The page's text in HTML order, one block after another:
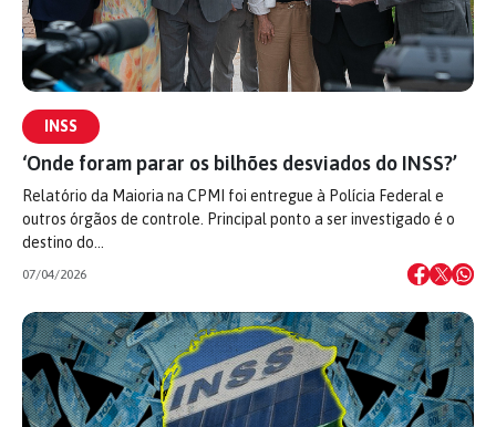
INSS
‘Onde foram parar os bilhões desviados do INSS?’
Relatório da Maioria na CPMI foi entregue à Polícia Federal e
outros órgãos de controle. Principal ponto a ser investigado é o
destino do…
07/04/2026